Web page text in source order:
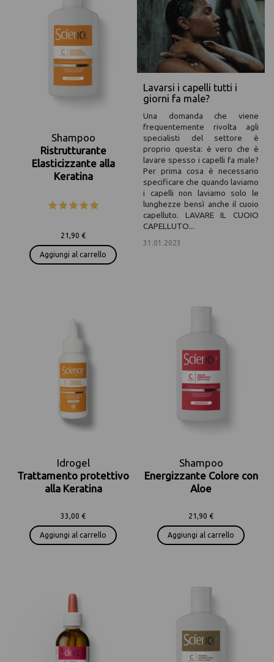
Shampoo
Ristrutturante
Elasticizzante alla
Keratina
21,90 €
Aggiungi al carrello
Lavarsi i capelli tutti i
giorni fa male?
Una domanda che viene
frequentemente rivolta agli
specialisti del settore è
proprio questa: è vero che è
lavare spesso i capelli fa male?
Per prima cosa è necessario
specificare che quando laviamo
i capelli non laviamo solo le
lunghezze bensì anche il cuoio
capelluto. LAVARE IL CUOIO
CAPELLUTO...
31.01.2023
Idrogel
Trattamento protettivo
alla Keratina
33,00 €
Aggiungi al carrello
Shampoo
Energizzante Colore con
Aloe
21,90 €
Aggiungi al carrello